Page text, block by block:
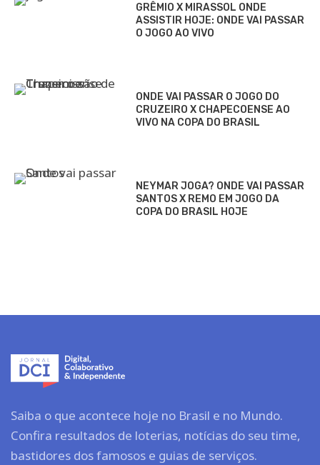
GRÊMIO X MIRASSOL ONDE
ASSISTIR HOJE: ONDE VAI PASSAR
O JOGO AO VIVO
ONDE VAI PASSAR O JOGO DO
CRUZEIRO X CHAPECOENSE AO
VIVO NA COPA DO BRASIL
NEYMAR JOGA? ONDE VAI PASSAR
SANTOS X REMO EM JOGO DA
COPA DO BRASIL HOJE
Saiba o que acontece hoje no Brasil e no Mundo.
Confira resultados de loterias, notícias do seu time,
bastidores dos famosos e guias de serviços.